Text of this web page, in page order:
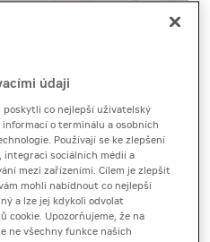
údaji
poskytli co nejlepší uživatelský
o terminálu a osobních
Používají se ke zlepšení
integraci sociálních médií a
mezi zařízeními. Cílem je zlepšit
mohli nabídnout co nejlepší
a lze jej kdykoli odvolat
cookie. Upozorňujeme, že na
ne všechny funkce našich